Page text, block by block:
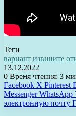
Теги
вариант извините
13.12.2022
0 Время чтения: 3
Facebook X Pinterest
Messenger WhatsApp
электронную почту